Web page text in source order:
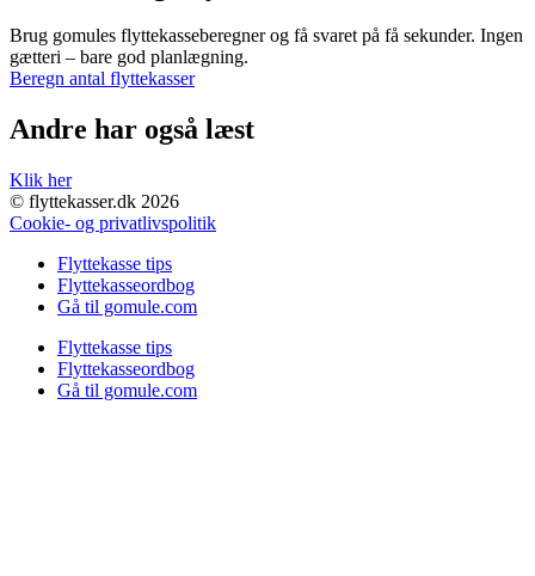
Brug gomules flyttekasseberegner og få svaret på få sekunder. Ingen
gætteri – bare god planlægning.
Beregn antal flyttekasser
Andre har også læst
Klik her
© flyttekasser.dk 2026
Cookie- og privatlivspolitik
Flyttekasse tips
Flyttekasseordbog
Gå til gomule.com
Flyttekasse tips
Flyttekasseordbog
Gå til gomule.com